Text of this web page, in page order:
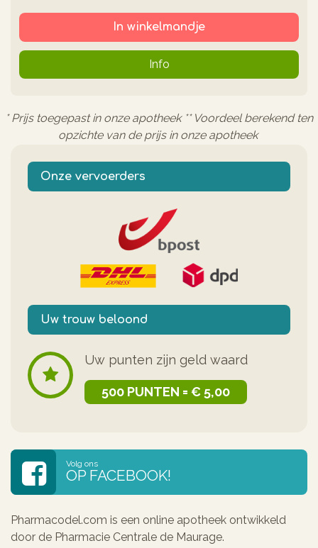
In winkelmandje
Info
* Prijs toegepast in onze apotheek ** Voordeel berekend ten
opzichte van de prijs in onze apotheek
Onze vervoerders
Uw trouw beloond
Uw punten zijn geld waard
500 PUNTEN = € 5,00
Volg ons
OP FACEBOOK!
Pharmacodel.com is een online apotheek ontwikkeld
door de Pharmacie Centrale de Maurage.